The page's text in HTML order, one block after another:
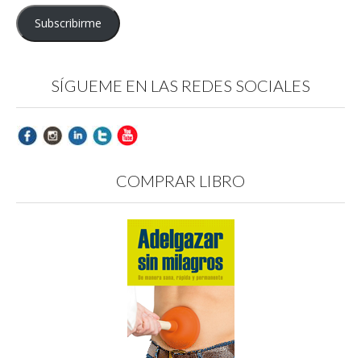
email
Subscribirme
SÍGUEME EN LAS REDES SOCIALES
COMPRAR LIBRO